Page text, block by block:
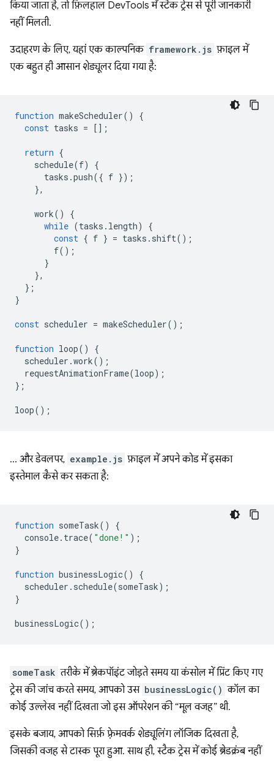
किया जाता है, तो फ़िलहाल DevTools में स्टैक ट्रेस से पूरी जानकारी
नहीं मिलती.
उदाहरण के लिए, यहां एक काल्पनिक framework.js फ़ाइल में
एक बहुत ही आसान शेड्यूलर दिया गया है:
function makeScheduler()
{
const tasks = [];
return {
schedule(f)
{
tasks .push({ f });
},
work()
{
while (tasks . length)
{
const { f } = tasks . shift();
f();
}
},
};
}
const scheduler = makeScheduler();
function loop()
{
scheduler .work();
requestAnimationFrame(loop);
};
loop();
… और डेवलपर, example.js फ़ाइल में अपने कोड में इसका
इस्तेमाल कैसे कर सकता है:
function someTask()
{
console. trace( "done!" );
}
function businessLogic()
{
scheduler . schedule(someTask);
}
businessLogic();
someTask तरीके में ब्रेकपॉइंट जोड़ते समय या कंसोल में प्रिंट किए गए
ट्रेस की जांच करते समय, आपको उस businessLogic() कॉल का
कोई उल्लेख नहीं दिखता जो इस ऑपरेशन की “मूल वजह” थी.
इसके बजाय, आपको सिर्फ़ फ़्रेमवर्क शेड्यूलिंग लॉजिक दिखता है,
जिसकी वजह से टास्क पूरा हुआ. साथ ही, स्टैक ट्रेस में कोई ब्रेडक्रंब नहीं